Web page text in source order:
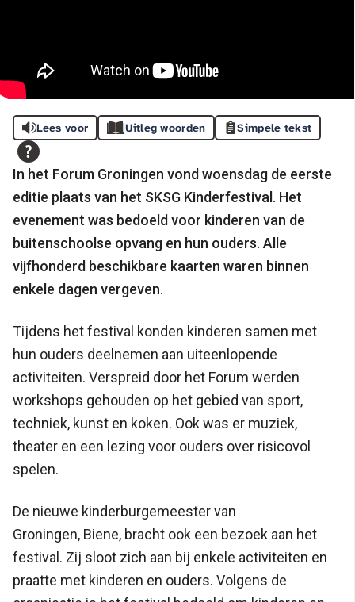
Lees voor Uitleg woorden Simpele tekst
In het Forum Groningen vond woensdag de eerste
editie plaats van het SKSG Kinderfestival. Het
evenement was bedoeld voor kinderen van de
buitenschoolse opvang en hun ouders. Alle
vijfhonderd beschikbare kaarten waren binnen
enkele dagen vergeven.
Tijdens het festival konden kinderen samen met
hun ouders deelnemen aan uiteenlopende
activiteiten. Verspreid door het Forum werden
workshops gehouden op het gebied van sport,
techniek, kunst en koken. Ook was er muziek,
theater en een lezing voor ouders over risicovol
spelen.
De nieuwe kinderburgemeester van
Groningen, Biene, bracht ook een bezoek aan het
festival. Zij sloot zich aan bij enkele activiteiten en
praatte met kinderen en ouders. Volgens de